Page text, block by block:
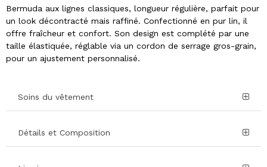
Bermuda aux lignes classiques, longueur régulière, parfait pour
un look décontracté mais raffiné. Confectionné en pur lin, il
offre fraîcheur et confort. Son design est complété par une
taille élastiquée, réglable via un cordon de serrage gros-grain,
pour un ajustement personnalisé.
Soins du vêtement
Détails et Composition